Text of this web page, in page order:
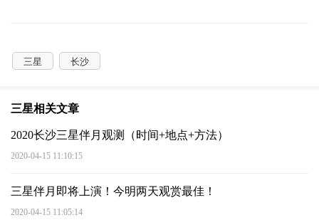
三星 长沙
三星相关文章
2020长沙三星伴月观测（时间+地点+方法）
2020-04-15 11:10:15
三星伴月即将上演！今明两天观赏最佳！
2020-04-15 11:05:14